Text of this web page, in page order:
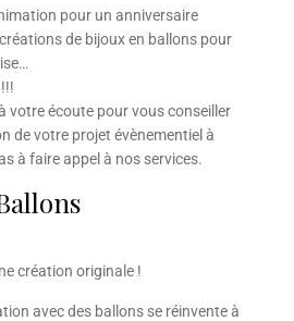
pour un anniversaire
de bijoux en ballons pour
votre écoute pour vous conseiller
de votre projet évènementiel à
à faire appel à nos services.
création originale !
avec des ballons se réinvente à